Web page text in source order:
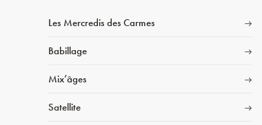
Les Mercredis des Carmes
Babillage
Mix’âges
Satellite